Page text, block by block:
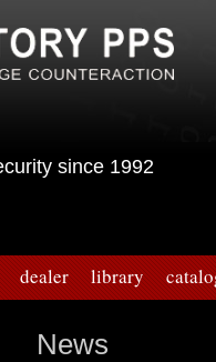
since 1992
dealer library
News